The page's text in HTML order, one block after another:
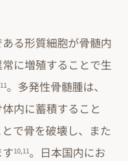
る形質細胞が骨髄内
に増殖することで生
。多発性骨髄腫は、
内に蓄積すること
で骨を破壊し、また
10,11。日本国内にお